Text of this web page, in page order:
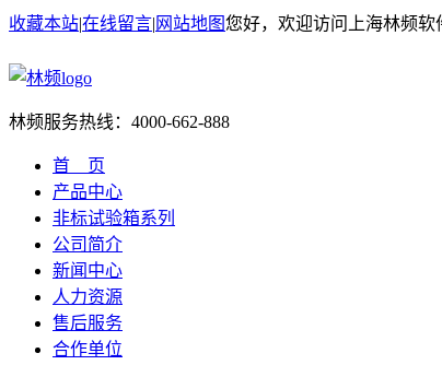
收藏本站|在线留言| 网站地图您好，欢迎访问上海林频软
林频服务热线： 4000-662-888
首 页
产品中心
非标试验箱系列
公司简介
新闻中心
人力资源
售后服务
合作单位